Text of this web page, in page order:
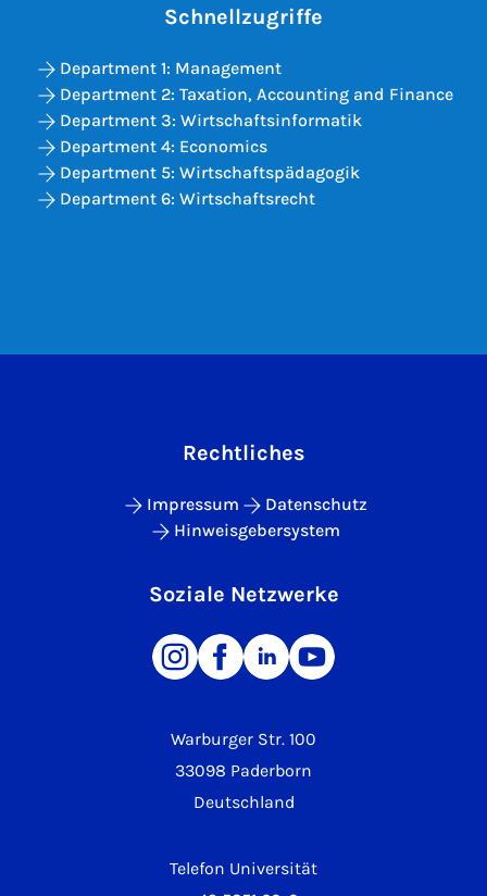
Schnellzugriffe
Department 1: Management
Department 2: Taxation, Accounting and Finance
Department 3: Wirtschaftsinformatik
Department 4: Economics
Department 5: Wirtschaftspädagogik
Department 6: Wirtschaftsrecht
Warburger Str. 100
33098 Paderborn
Deutschland
Telefon Universität
Rechtliches
Impressum
Datenschutz
Hinweisgebersystem
Soziale Netzwerke